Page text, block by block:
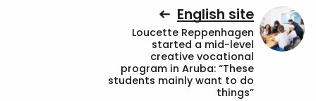
English site
Loucette Reppenhagen
started a mid-level
creative vocational
program in Aruba: “These
students mainly want to do
things”